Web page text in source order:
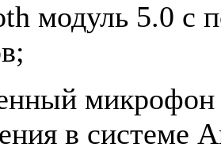
модуль 5.0 с
микрофон
в системе